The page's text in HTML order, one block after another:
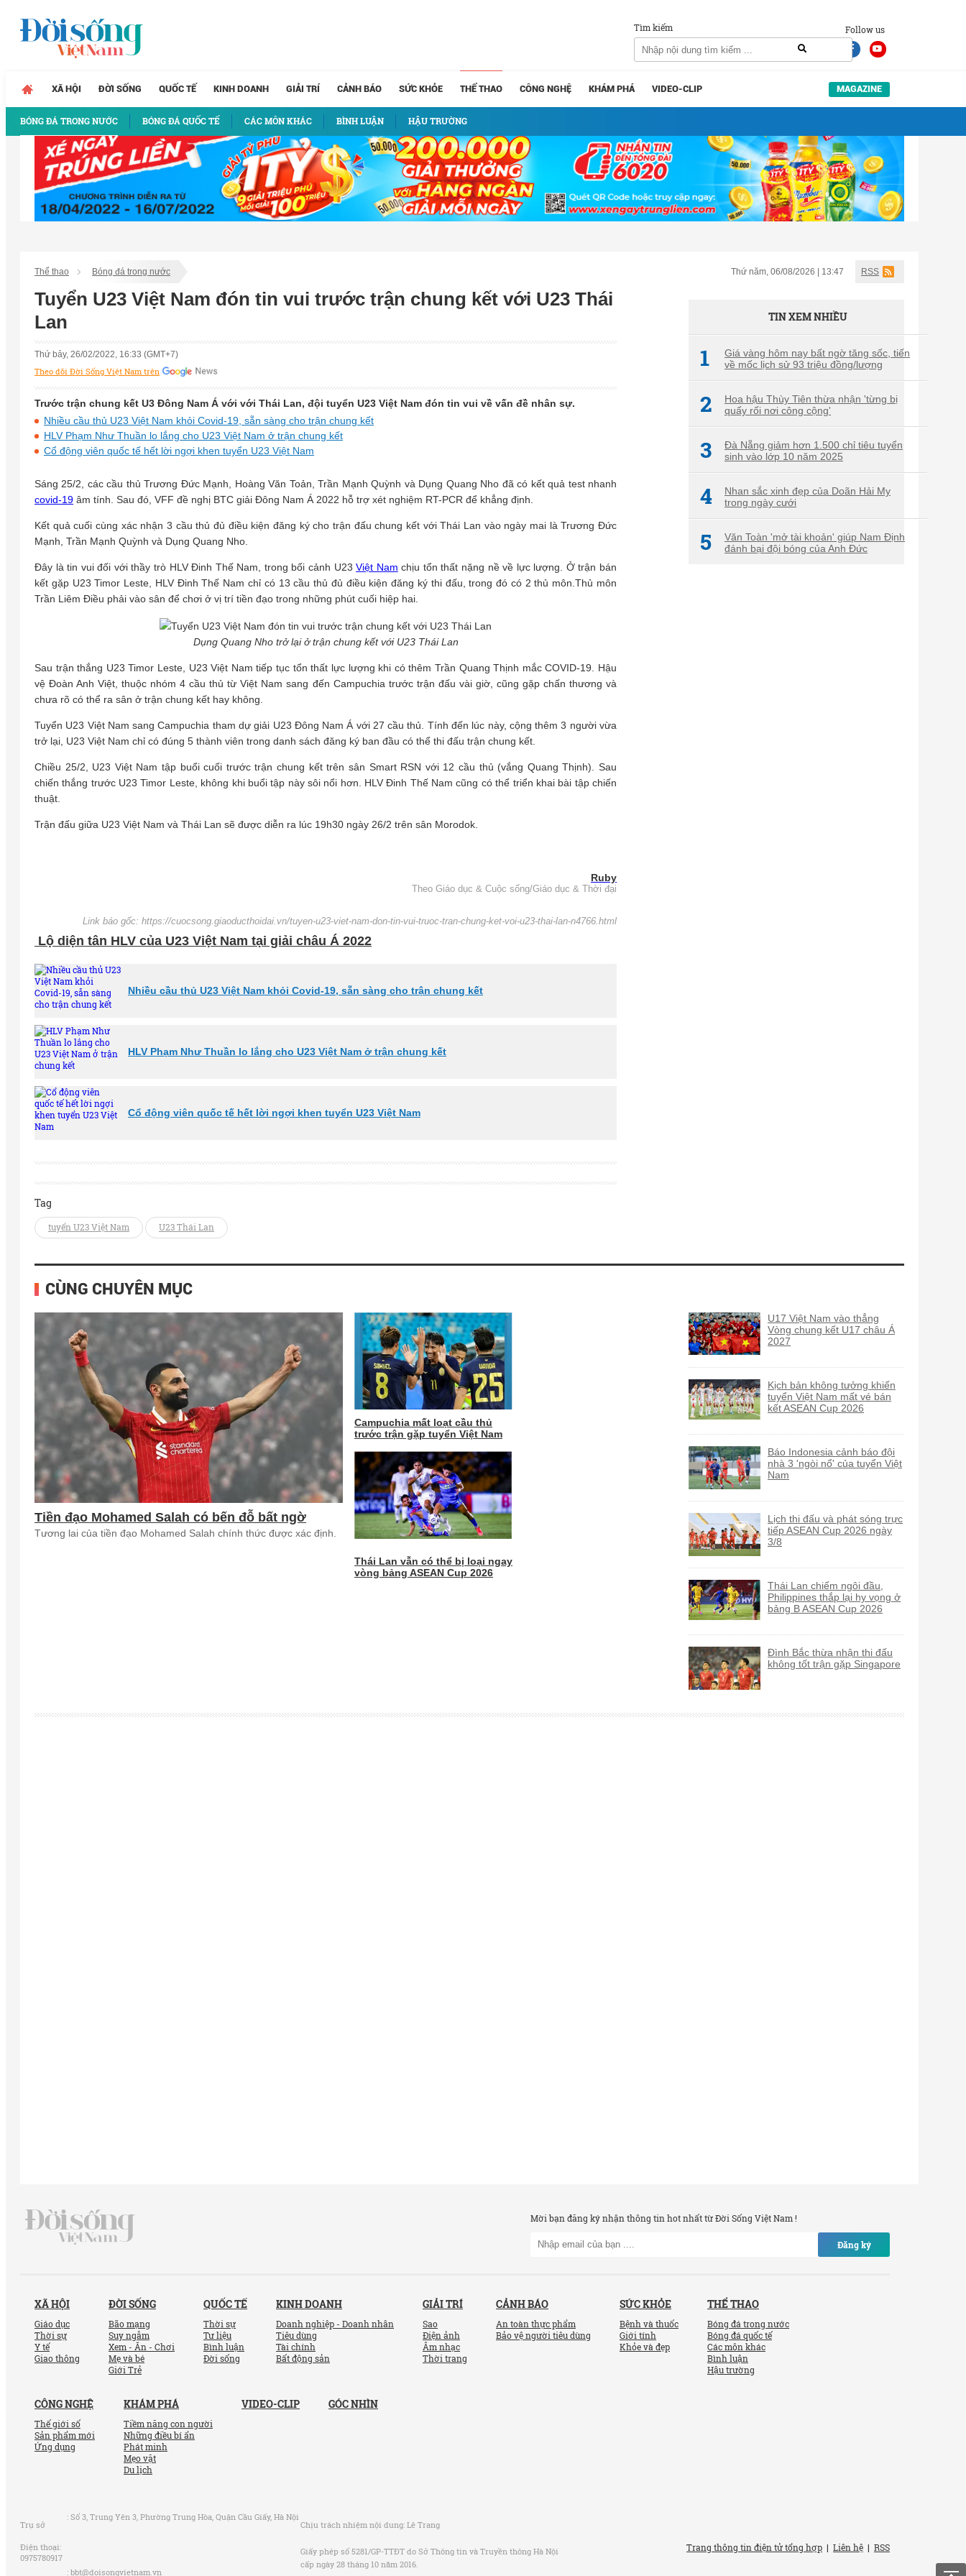
Follow us
Tìm kiếm
XÃ HỘI ĐỜI SỐNG QUỐC TẾ KINH DOANH GIẢI TRÍ CẢNH BÁO SỨC KHỎE THỂ THAO
BÓNG ĐÁ TRONG NƯỚC BÓNG ĐÁ QUỐC TẾ CÁC MÔN KHÁC BÌNH LUẬN HẬU TRƯỜNG
CÔNG NGHỆ KHÁM PHÁ VIDEO-CLIP MAGAZINE
Thể thao Bóng đá trong nước Thứ năm, 06/08/2026 | 13:47 RSS
Tuyển U23 Việt Nam đón tin vui trước trận chung kết với U23 Thái
Lan
Thứ bảy, 26/02/2022, 16:33 (GMT+7)
Theo dõi Đời Sống Việt Nam trên
Trước trận chung kết U3 Đông Nam Á với với Thái Lan, đội tuyển U23 Việt Nam đón tin vui về vấn đề nhân sự.
Nhiều cầu thủ U23 Việt Nam khỏi Covid-19, sẵn sàng cho trận chung kết
HLV Phạm Như Thuần lo lắng cho U23 Việt Nam ở trận chung kết
Cổ động viên quốc tế hết lời ngợi khen tuyển U23 Việt Nam
Sáng 25/2, các cầu thủ Trương Đức Mạnh, Hoàng Văn Toản, Trần Mạnh Quỳnh và Dụng Quang Nho đã có kết quả test nhanh
covid-19 âm tính. Sau đó, VFF đề nghị BTC giải Đông Nam Á 2022 hỗ trợ xét nghiệm RT-PCR để khẳng định.
Kết quả cuối cùng xác nhận 3 cầu thủ đủ điều kiện đăng ký cho trận đấu chung kết với Thái Lan vào ngày mai là Trương Đức
Mạnh, Trần Mạnh Quỳnh và Dụng Quang Nho.
Đây là tin vui đối với thầy trò HLV Đinh Thế Nam, trong bối cảnh U23Việt Nam chịu tổn thất nặng nề về lực lượng. Ở trận bán
kết gặp U23 Timor Leste, HLV Đinh Thế Nam chỉ có 13 cầu thủ đủ điều kiện đăng ký thi đấu, trong đó có 2 thủ môn.Thủ môn
Trần Liêm Điều phải vào sân để chơi ở vị trí tiền đạo trong những phút cuối hiệp hai.
Dụng Quang Nho trở lại ở trận chung kết với U23 Thái Lan
Sau trận thắng U23 Timor Leste, U23 Việt Nam tiếp tục tổn thất lực lượng khi có thêm Trần Quang Thịnh mắc COVID-19. Hậu
vệ Đoàn Anh Việt, thuộc nhóm 4 cầu thủ từ Việt Nam sang đến Campuchia trước trận đấu vài giờ, cũng gặp chấn thương và
chưa rõ có thể ra sân ở trận chung kết hay không.
Tuyển U23 Việt Nam sang Campuchia tham dự giải U23 Đông Nam Á với 27 cầu thủ. Tính đến lúc này, cộng thêm 3 người vừa
trở lại, U23 Việt Nam chỉ có đúng 5 thành viên trong danh sách đăng ký ban đầu có thể thi đấu trận chung kết.
Chiều 25/2, U23 Việt Nam tập buổi cuối trước trận chung kết trên sân Smart RSN với 12 cầu thủ (vắng Quang Thịnh). Sau
chiến thắng trước U23 Timor Leste, không khi buổi tập này sôi nổi hơn. HLV Đinh Thế Nam cũng có thể triển khai bài tập chiến
thuật.
Trận đấu giữa U23 Việt Nam và Thái Lan sẽ được diễn ra lúc 19h30 ngày 26/2 trên sân Morodok.
Ruby
Theo Giáo dục & Cuộc sống/Giáo dục & Thời đại
Link báo gốc: https://cuocsong.giaoducthoidai.vn/tuyen-u23-viet-nam-don-tin-vui-truoc-tran-chung-ket-voi-u23-thai-lan-n4766.html
Lộ diện tân HLV của U23 Việt Nam tại giải châu Á 2022
Nhiều cầu thủ U23 Việt Nam khỏi Covid-19, sẵn sàng cho trận chung kết
HLV Phạm Như Thuần lo lắng cho U23 Việt Nam ở trận chung kết
Cổ động viên quốc tế hết lời ngợi khen tuyển U23 Việt Nam
Tag
tuyển U23 Việt Nam U23 Thái Lan
TIN XEM NHIỀU
1
Giá vàng hôm nay bất ngờ tăng sốc, tiến
về mốc lịch sử 93 triệu đồng/lượng
2
Hoa hậu Thùy Tiên thừa nhận 'từng bị
quấy rối nơi công cộng'
3
Đà Nẵng giảm hơn 1.500 chỉ tiêu tuyển
sinh vào lớp 10 năm 2025
4
Nhan sắc xinh đẹp của Doãn Hải My
trong ngày cưới
5
Văn Toàn 'mở tài khoản' giúp Nam Định
đánh bại đội bóng của Anh Đức
CÙNG CHUYÊN MỤC
Tiền đạo Mohamed Salah có bến đỗ bất ngờ
Tương lai của tiền đạo Mohamed Salah chính thức được xác định.
Campuchia mất loạt cầu thủ
trước trận gặp tuyển Việt Nam
Thái Lan vẫn có thể bị loại ngay
vòng bảng ASEAN Cup 2026
U17 Việt Nam vào thẳng
Vòng chung kết U17 châu Á
2027
Kịch bản không tưởng khiến
tuyển Việt Nam mất vé bán
kết ASEAN Cup 2026
Báo Indonesia cảnh báo đội
nhà 3 'ngòi nổ' của tuyển Việt
Nam
Lịch thi đấu và phát sóng trực
tiếp ASEAN Cup 2026 ngày
3/8
Thái Lan chiếm ngôi đầu,
Philippines thắp lại hy vọng ở
bảng B ASEAN Cup 2026
Đình Bắc thừa nhận thi đấu
không tốt trận gặp Singapore
Mời bạn đăng ký nhận thông tin hot nhất từ Đời Sống Việt Nam !
Đăng ký
XÃ HỘI
Giáo dục
Thời sự
Y tế
Giao thông
ĐỜI SỐNG
Bão mạng
Suy ngẫm
Xem - Ăn - Chơi
Mẹ và bé
Giới Trẻ
QUỐC TẾ
Thời sự
Tư liệu
Bình luận
Đời sống
KINH DOANH
Doanh nghiệp - Doanh nhân
Tiêu dùng
Tài chính
Bất động sản
GIẢI TRÍ
Sao
Điện ảnh
Âm nhạc
Thời trang
CẢNH BÁO
An toàn thực phẩm
Bảo vệ người tiêu dùng
SỨC KHỎE
Bệnh và thuốc
Giới tính
Khỏe và đẹp
THỂ THAO
Bóng đá trong nước
Bóng đá quốc tế
Các môn khác
Bình luận
Hậu trường
CÔNG NGHỆ
Thế giới số
Sản phẩm mới
Ứng dụng
KHÁM PHÁ
Tiềm năng con người
Những điều bí ẩn
Phát minh
Mẹo vặt
Du lịch
VIDEO-CLIP GÓC NHÌN
Trụ sở
: Số 3, Trung Yên 3, Phường Trung Hòa, Quận Cầu Giấy, Hà Nội
Điện thoại:
0975780917
: bbt@doisongvietnam.vn
Chịu trách nhiệm nội dung: Lê Trang
Giấy phép số 5281/GP-TTĐT do Sở Thông tin và Truyền thông Hà Nội
cấp ngày 28 tháng 10 năm 2016.
Trang thông tin điện tử tổng hợp | Liên hệ | RSS